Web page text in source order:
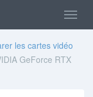
les cartes vidéo
GeForce RTX